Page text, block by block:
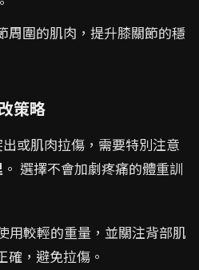
周圍的肌肉，提升膝關節的穩
策略
或肌肉拉傷，需要特別注意
。 選擇不會加劇疼痛的體重訓
用較輕的重量，並關注背部肌
確，避免拉傷。